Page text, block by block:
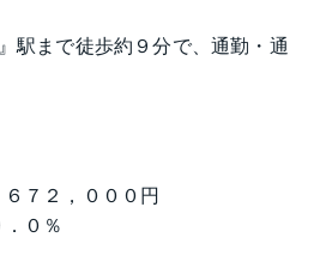
駅まで徒歩約９分で、通勤・通
７２，０００円
０％